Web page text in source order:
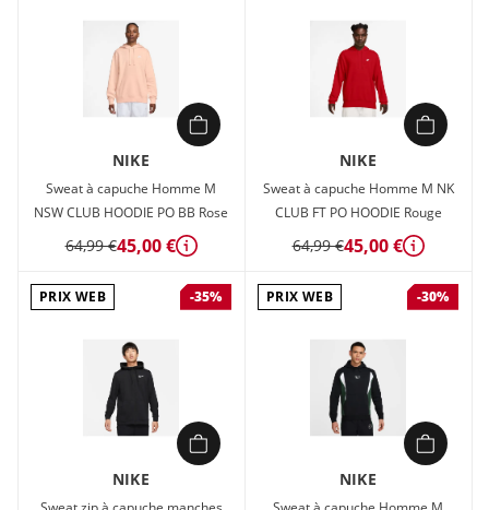
NIKE
Sweat à capuche Homme M
NSW CLUB HOODIE PO BB Rose
64,99 €45,00 € Détails
NIKE
Sweat à capuche Homme M NK
CLUB FT PO HOODIE Rouge
64,99 €45,00 € Détails
PRIX WEB -35%
NIKE
PRIX WEB -30%
NIKE